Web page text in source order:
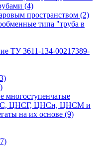
(4)
пространством (2)
типа "труба в
ТУ 3611-134-00217389-
многоступенчатые
ЦНСГ, ЦНСн, ЦНСМ и
на их основе (9)